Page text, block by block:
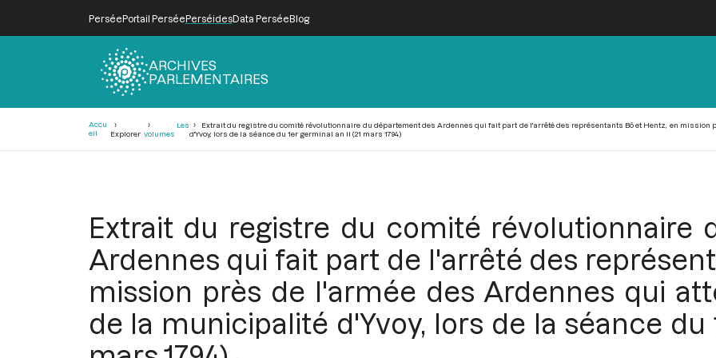
PerséePortail PerséePerséidesData PerséeBlog
ARCHIVES
PARLEMENTAIRES
Accu
eil
Explorer
Les
volumes
Extrait du registre du comité révolutionnaire du département des Ardennes qui fait part de l'arrêté des représentants Bô et Hentz, en
d'Yvoy, lors de la séance du 1er germinal an II (21 mars 1794)
Extrait du registre du comité révolutionnaire
Ardennes qui fait part de l'arrêté des
mission près de l'armée des Ardennes qui
de la municipalité d'Yvoy, lors de la séance du